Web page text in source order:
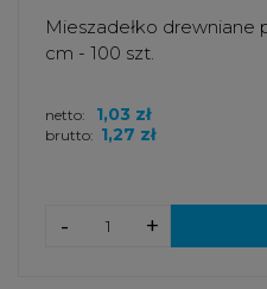
odpowiedzialnym
zyskujesz dostęp do
opakowaniowych, które
Mieszadełko
cm - 100 szt.
brutto: 1,27 zł
netto: 1,03 zł
+
-